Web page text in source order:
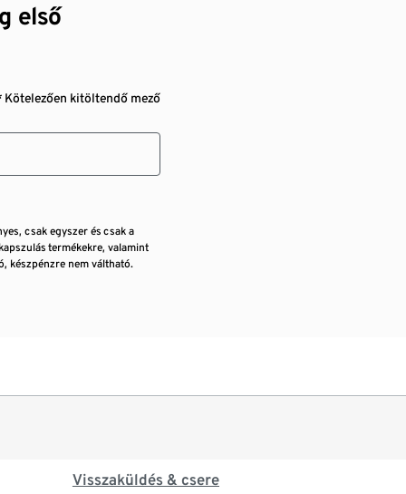
első
Kötelezően kitöltendő mező
csak egyszer és csak a
termékekre, valamint
készpénzre nem váltható.
Visszaküldés & csere